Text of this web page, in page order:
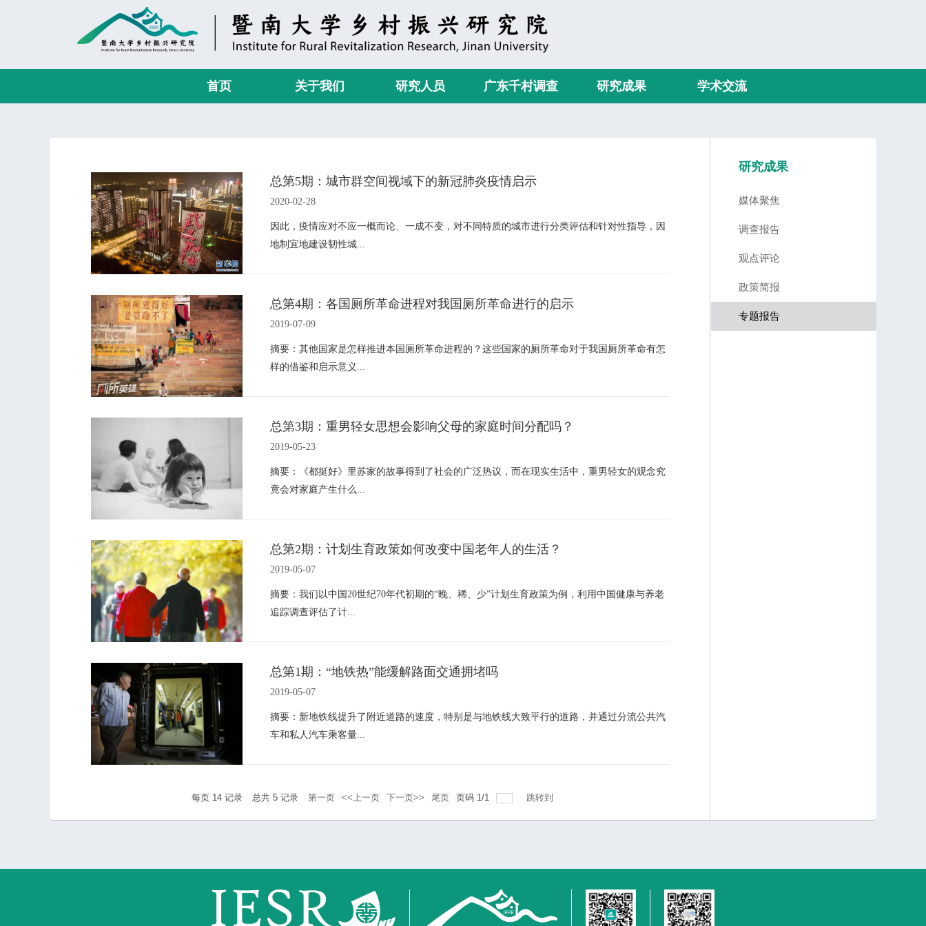
首页 关于我们 研究人员 广东千村调查 研究成果 学术交流
总第5期：城市群空间视域下的新冠肺炎疫情启示
2020-02-28
因此，疫情应对不应一概而论、一成不变，对不同特质的城市进行分类评估和针对性指导，因
地制宜地建设韧性城...
总第4期：各国厕所革命进程对我国厕所革命进行的启示
2019-07-09
摘要：其他国家是怎样推进本国厕所革命进程的？这些国家的厕所革命对于我国厕所革命有怎
样的借鉴和启示意义...
总第3期：重男轻女思想会影响父母的家庭时间分配吗？
2019-05-23
摘要：《都挺好》里苏家的故事得到了社会的广泛热议，而在现实生活中，重男轻女的观念究
竟会对家庭产生什么...
总第2期：计划生育政策如何改变中国老年人的生活？
2019-05-07
摘要：我们以中国20世纪70年代初期的“晚、稀、少”计划生育政策为例，利用中国健康与养老
追踪调查评估了计...
总第1期：“地铁热”能缓解路面交通拥堵吗
2019-05-07
摘要：新地铁线提升了附近道路的速度，特别是与地铁线大致平行的道路，并通过分流公共汽
车和私人汽车乘客量...
每页 14记录 总共 5记录 第一页 <<上一页 下一页>> 尾页 页码 1/1 跳转到
研究成果
媒体聚焦
调查报告
观点评论
政策简报
专题报告